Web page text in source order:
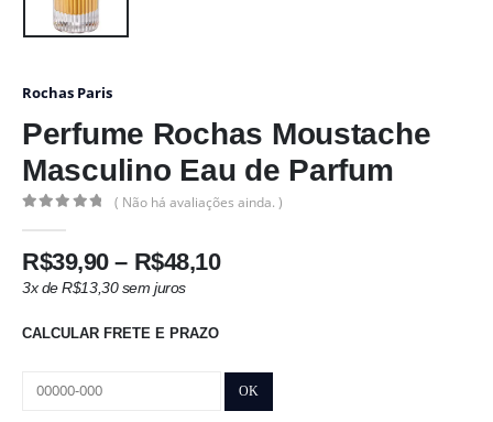
Rochas Paris
Perfume Rochas Moustache
Masculino Eau de Parfum
( Não há avaliações ainda. )
R$39,90 – R$48,10Faixa
R$48,10
3x deR$13,30sem juros
CALCULAR FRETE E PRAZO